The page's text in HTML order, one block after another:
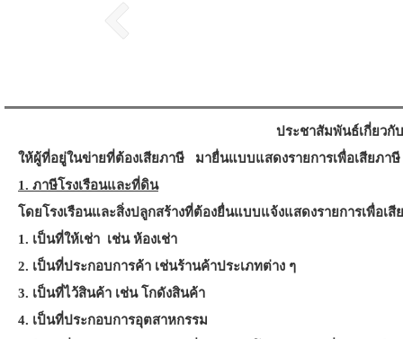
ประชาสัมพันธ์เกี่ยวกั
ให้ผู้ที่อยู่ในข่ายที่ต้องเสียภาษี มายื่นแบบแสดงรายการเพื่อเสียภา
1. ภาษีโรงเรือนและที่ดิน
โดยโรงเรือนและสิ่งปลูกสร้างที่ต้องยื่นแบบแจ้งแสดงรายการเพื่อเสี
1. เป็นที่ให้เช่า เช่น ห้องเช่า
2. เป็นที่ประกอบการค้า เช่นร้านค้าประเภทต่าง ๆ
3. เป็นที่ไว้สินค้า เช่น โกดังสินค้า
4. เป็นที่ประกอบการอุตสาหกรรม